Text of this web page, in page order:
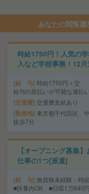
あなたの閲覧
時給1750円！人気の
入など学校事務！12
給 与 時給1750円＋交
給与の前払いが可能な速払
交通費 交通費支給あり
勤務地 東京都千代田区
徒歩7分
【オープニング募集
仕事の1つ[派遣]
給 与 無資格未経験：
■扶養内OK ■日収1万640